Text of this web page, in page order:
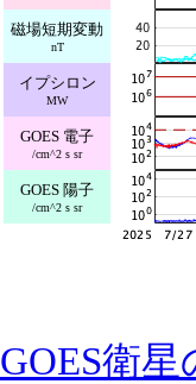
磁場短期変動
nT
イプシロン
MW
GOES 電子
/cm^2 s sr
GOES 陽子
/cm^2 s sr
GOES衛